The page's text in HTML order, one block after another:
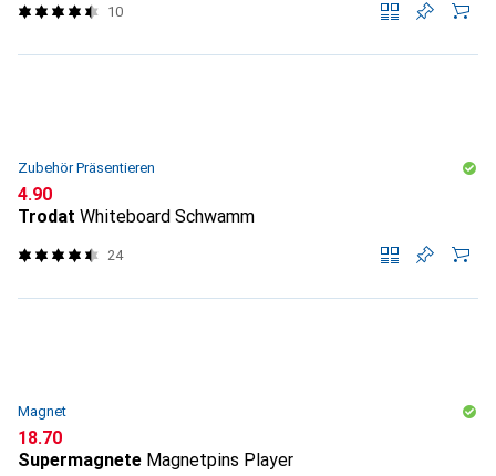
10
Zubehör Präsentieren
CHF
4.90
Trodat Whiteboard Schwamm
24
Magnet
CHF
18.70
Supermagnete Magnetpins Player